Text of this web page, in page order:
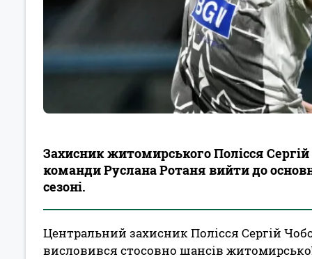
Захисник житомирського Полісся
команди Руслана Ротаня вийти до
сезоні.
Центральний захисник Полісся Сергій
висловився стосовно шансів